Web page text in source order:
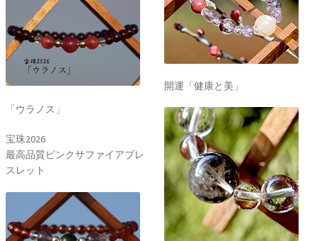
「ウラノス」
宝珠2026
最高品質ピンクサファイアブレ
スレット
開運「健康と美」